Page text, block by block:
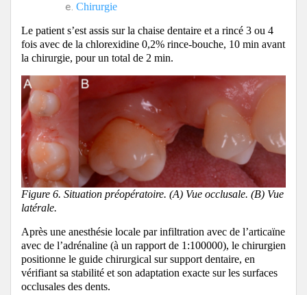
Chirurgie
Le patient s’est assis sur la chaise dentaire et a rincé 3 ou 4
fois avec de la chlorexidine 0,2% rince-bouche, 10 min avant
la chirurgie, pour un total de 2 min.
Figure 6. Situation préopératoire. (A) Vue occlusale. (B) Vue
latérale.
Après une anesthésie locale par infiltration avec de l’articaïne
avec de l’adrénaline (à un rapport de 1:100000), le chirurgien
positionne le guide chirurgical sur support dentaire, en
vérifiant sa stabilité et son adaptation exacte sur les surfaces
occlusales des dents.